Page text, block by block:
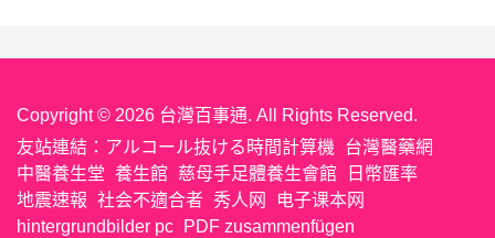
Copyright © 2026 台灣百事通. All Rights Reserved.
友站連結： アルコール抜ける時間計算機
台灣醫藥網
中醫養生堂 養生館 慈母手足體養生會館
日幣匯率
地震速報 社会不適合者 秀人网
电子课本网
hintergrundbilder pc
PDF zusammenfügen